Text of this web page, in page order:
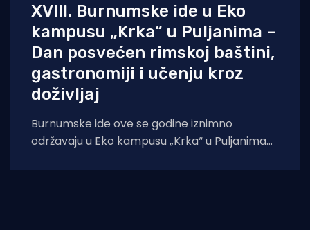
XVIII. Burnumske ide u Eko
kampusu „Krka“ u Puljanima –
Dan posvećen rimskoj baštini,
gastronomiji i učenju kroz
doživljaj
Burnumske ide ove se godine iznimno
održavaju u Eko kampusu „Krka“ u Puljanima